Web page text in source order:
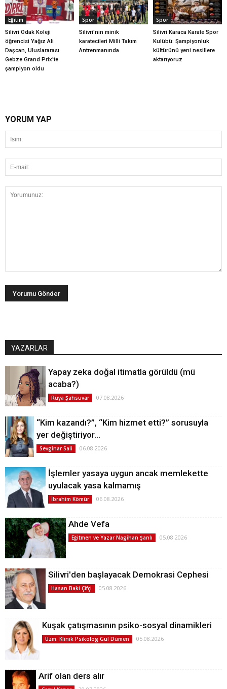
Eğitim
Silivri Odak Koleji
öğrencisi Yağız Ali
Daşcan, Uluslararası
Gebze Grand Prix'te
şampiyon oldu
Spor
Silivri'nin minik
karatecileri Milli Takım
Antrenmanında
Spor
Silivri Karaca Karate Spor
Kulübü: Şampiyonluk
kültürünü yeni nesillere
aktarıyoruz
YORUM YAP
YAZARLAR
Yapay zeka doğal itimatla görüldü (mü
acaba?)
Rüya Şahsuvar 07.08.2026
“Kim kazandı?”, “Kim hizmet etti?” sorusuyla
yer değiştiriyor…
Sevginar Sali 06.08.2026
İşlemler yasaya uygun ancak memlekette
uyulacak yasa kalmamış
İbrahim Kömür 06.08.2026
Ahde Vefa
Eğitmen ve Yazar Nagihan Şanlı 05.08.2026
Silivri'den başlayacak Demokrasi Cephesi
Hasan Baki Çifçi 05.08.2026
Kuşak çatışmasının psiko-sosyal dinamikleri
Uzm. Klinik Psikolog Gül Dümen 05.08.2026
Arif olan ders alır